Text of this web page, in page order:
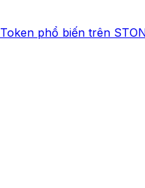
Token phổ biến trên